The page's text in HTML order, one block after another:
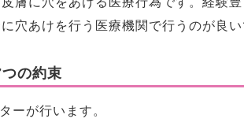
穴あけを行う医療機関で行うのが良い
の約束
ーが行います。